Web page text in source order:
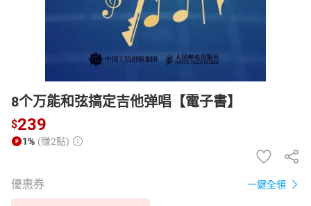
8个万能和弦搞定吉他弹唱【電子書】
$239
1% (賺2點)
優惠券 一鍵全領